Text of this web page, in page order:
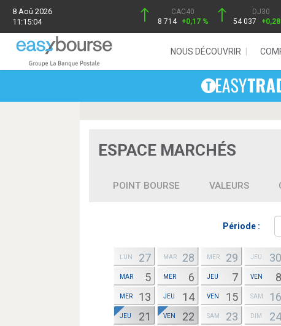
8 Aoû 2026
11:15:04
CAC40
8 714 +0,17 %
DJ30
54 037
+0,28
NOUS DÉCOUVRIR
ESPACE MARCHÉS
POINT BOURSE VALEURS
Période :
LUN 27 MAR 28 MER 29 JEU 30
MAR 5 MER 6 JEU 7 VEN 8
MER 13 JEU 14 VEN 15 SAM 16
JEU 21 VEN 22 SAM 23 DIM